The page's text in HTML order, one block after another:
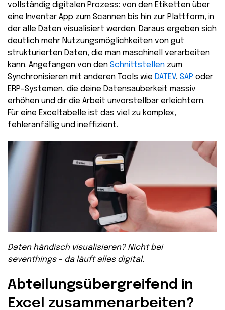
vollständig digitalen Prozess: von den Etiketten über
eine Inventar App zum Scannen bis hin zur Plattform, in
der alle Daten visualisiert werden. Daraus ergeben sich
deutlich mehr Nutzungsmöglichkeiten von gut
strukturierten Daten, die man maschinell verarbeiten
kann. Angefangen von den Schnittstellen zum
Synchronisieren mit anderen Tools wie DATEV, SAP oder
ERP-Systemen, die deine Datensauberkeit massiv
erhöhen und dir die Arbeit unvorstellbar erleichtern.
Für eine Exceltabelle ist das viel zu komplex,
fehleranfällig und ineffizient.
Daten händisch visualisieren? Nicht bei
seventhings - da läuft alles digital.
Abteilungsübergreifend in
Excel zusammenarbeiten?